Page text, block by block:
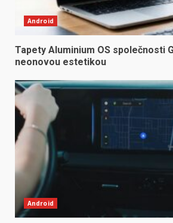
Android
Tapety Aluminium OS společnosti
neonovou estetikou
Android